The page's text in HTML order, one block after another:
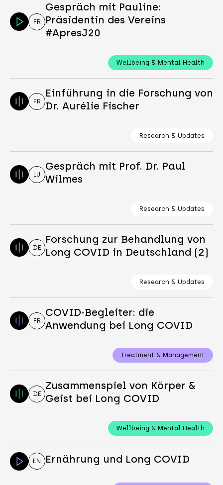
FR
Gespräch mit Pauline:
Präsidentin des Vereins
#ApresJ20
Wellbeing & Mental Health
FR
Einführung in die Forschung von
Dr. Aurélie Fischer
Research & Updates
LU
Gespräch mit Prof. Dr. Paul
Wilmes
Research & Updates
DE
Forschung zur Behandlung von
Long COVID in Deutschland (2)
Research & Updates
FR
COVID-Begleiter: die
Anwendung bei Long COVID
Treatment & Management
DE
Zusammenspiel von Körper &
Geist bei Long COVID
Wellbeing & Mental Health
EN Ernährung und Long COVID